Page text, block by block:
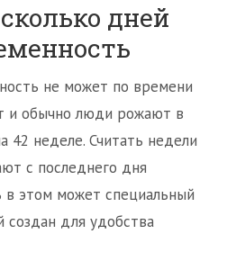
дней
не может по времени
и обычно люди рожают в
42 неделе. Считать недели
с последнего дня
в этом может специальный
создан для удобства